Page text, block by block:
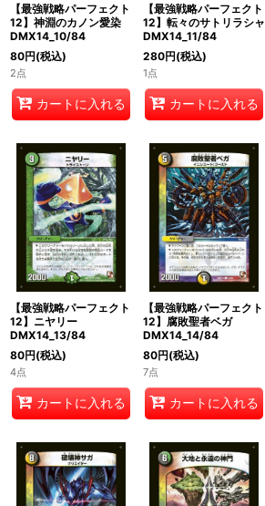
【最強戦略パーフェクト
12】神淵のカノン愛染
DMX14_10/84
80円(税込)
2点
カートに入れる
【最強戦略パーフェクト
12】転々のサトリラシャ
DMX14_11/84
280円(税込)
1点
カートに入れる
【最強戦略パーフェクト
12】ニヤリー
DMX14_13/84
80円(税込)
4点
カートに入れる
【最強戦略パーフェクト
12】腐敗聖者ベガ
DMX14_14/84
80円(税込)
7点
カートに入れる